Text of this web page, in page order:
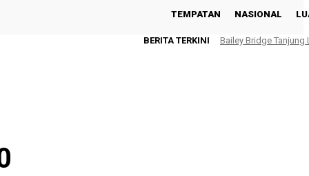
TEMPATAN NASIONAL
BERITA TERKINI Bailey Bridge